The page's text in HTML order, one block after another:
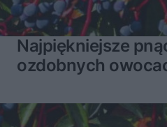
Najpiękniejsze
ozdobnych